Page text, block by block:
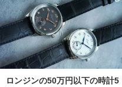
ロンジンの50万円以下の時計5